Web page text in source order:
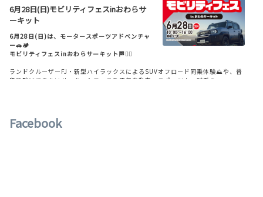
\ヤリス クロス GR SPORTが一部改良！
🏁✨ /
スポーティな走りとSUVの使いやすさを兼ね備
えた
ヤリス クロス GR SPORTがさらに進化しました
【お客様に人気の装備品を充実】
- 新装備
・ナノイーX＊
6月28日(日)モビリティフェスinおわらサ
ーキット
6月28日(日)は、モータースポーツアドベンチャ
ー🚗🏕
モビリティフェスinおわらサーキット🏁❤️‍🔥
ランドクルーザーFJ・新型ハイラックスによるSUVオフロード同乗体験⛰️や、普
段体験はできないサーキットコースを電気自動車・スポーツカー試乗会🏎🏎
みなさまのご来場お待ちしております🙌🏻‪💕︎︎
Facebook